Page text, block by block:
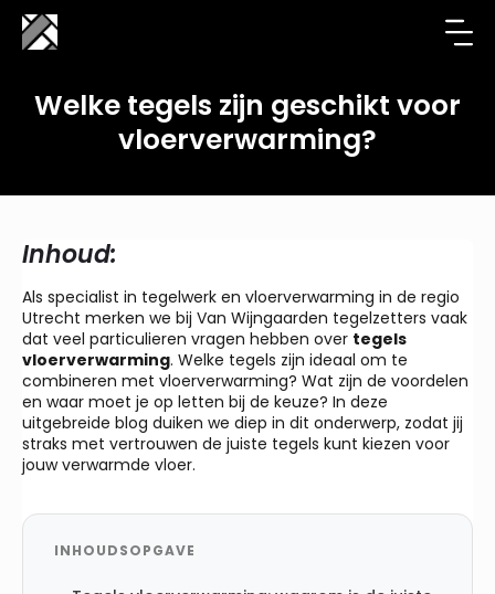
Welke tegels zijn geschikt voor
vloerverwarming?
Inhoud:
Als specialist in tegelwerk en vloerverwarming in de regio
Utrecht merken we bij Van Wijngaarden tegelzetters vaak
dat veel particulieren vragen hebben over tegels
vloerverwarming. Welke tegels zijn ideaal om te
combineren met vloerverwarming? Wat zijn de voordelen
en waar moet je op letten bij de keuze? In deze
uitgebreide blog duiken we diep in dit onderwerp, zodat jij
straks met vertrouwen de juiste tegels kunt kiezen voor
jouw verwarmde vloer.
INHOUDSOPGAVE